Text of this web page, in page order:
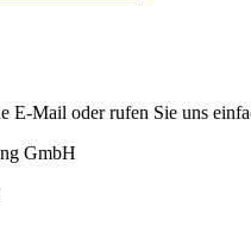
E-Mail oder rufen Sie uns
GmbH